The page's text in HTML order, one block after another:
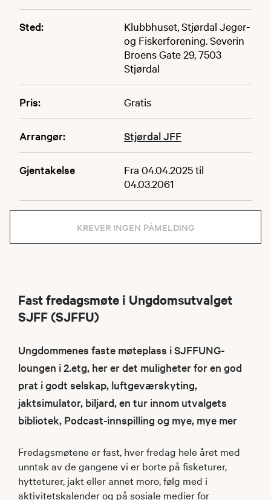
Sted:
Klubbhuset, Stjørdal Jeger-
og Fiskerforening. Severin
Broens Gate 29, 7503
Stjørdal
Pris: Gratis
Arrangør: Stjørdal JFF
Gjentakelse
Fra 04.04.2025 til
04.03.2061
KREVER INGEN PÅMELDING
Fast fredagsmøte i Ungdomsutvalget
SJFF (SJFFU)
Ungdommenes faste møteplass i SJFFUNG-
loungen i 2.etg, her er det muligheter for en god
prat i godt selskap, luftgeværskyting,
jaktsimulator, biljard, en tur innom utvalgets
bibliotek, Podcast-innspilling og mye, mye mer
Fredagsmøtene er fast, hver fredag hele året med
unntak av de gangene vi er borte på fisketurer,
hytteturer, jakt eller annet moro, følg med i
aktivitetskalender og på sosiale medier for